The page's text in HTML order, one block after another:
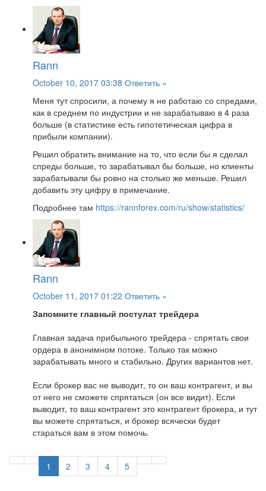
Rann
October 10, 2017 03:38 Ответить »
Меня тут спросили, а почему я не работаю со спредами,
как в среднем по индустрии и не зарабатываю в 4 раза
больше (в статистике есть гипотетическая цифра в
прибыли компании).
Решил обратить внимание на то, что если бы я сделал
спреды больше, то зарабатывал бы больше, но клиенты
зарабатывали бы ровно на столько же меньше. Решил
добавить эту цифру в примечание.
Подробнее там https://rannforex.com/ru/show/statistics/
Rann
October 11, 2017 01:22 Ответить »
Запомните главный постулат трейдера
Главная задача прибыльного трейдера - спрятать свои
ордера в анонимном потоке. Только так можно
зарабатывать много и стабильно. Других вариантов нет.
Если брокер вас не выводит, то он ваш контрагент, и вы
от него не сможете спрятаться (он все видит). Если
выводит, то ваш контрагент это контрагент брокера, и тут
вы можете спрятаться, и брокер всячески будет
стараться вам в этом помочь.
1 2 3 4 5